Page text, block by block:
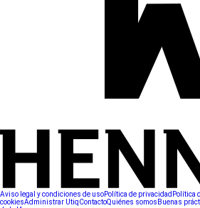
Aviso legal y condiciones de usoPolítica de privacidad Política
cookiesAdministrar UtiqContactoQuiénes somos Buenas